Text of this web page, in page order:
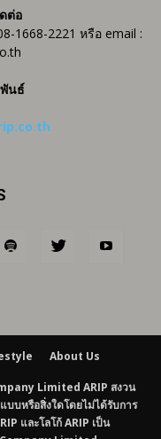
ต่อ
1668-2221 หรือ email :
นธ์
About Us
Limited ARIP สงวน
บหรือสิ่งใดโดยไม่ได้รับการ
และโลโก้ ARIP เป็น